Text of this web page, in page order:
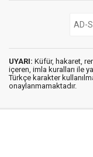
UYARI: Küfür, hakaret,
içeren, imla kuralları ile
Türkçe karakter
onaylanmamaktadır.